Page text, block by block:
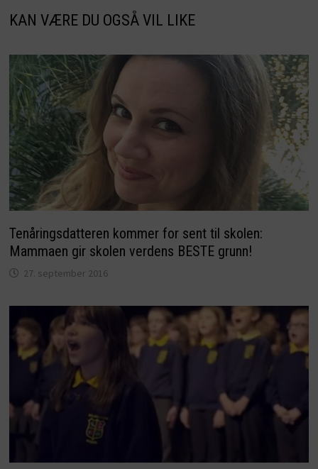
KAN VÆRE DU OGSÅ VIL LIKE
Tenåringsdatteren kommer for sent til skolen:
Mammaen gir skolen verdens BESTE grunn!
27. september 2016